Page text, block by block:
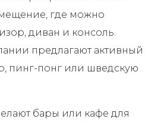
где можно
диван и консоль.
предлагают активный
пинг-понг или шведскую
бары или кафе для